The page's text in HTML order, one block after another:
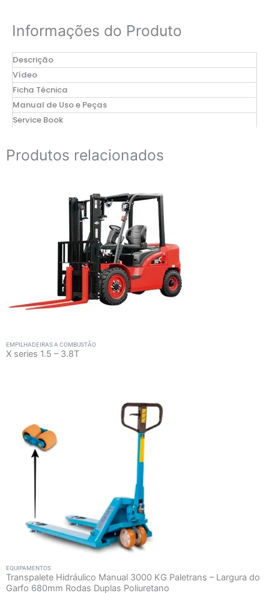
Informações do Produto
Descrição
Vídeo
Ficha Técnica
Manual de Uso e Peças
Service Book
Produtos relacionados
EMPILHADEIRAS A COMBUSTÃO
X series 1.5 – 3.8T
EQUIPAMENTOS
Transpalete Hidráulico Manual 3000 KG Paletrans – Largura do
Garfo 680mm Rodas Duplas Poliuretano